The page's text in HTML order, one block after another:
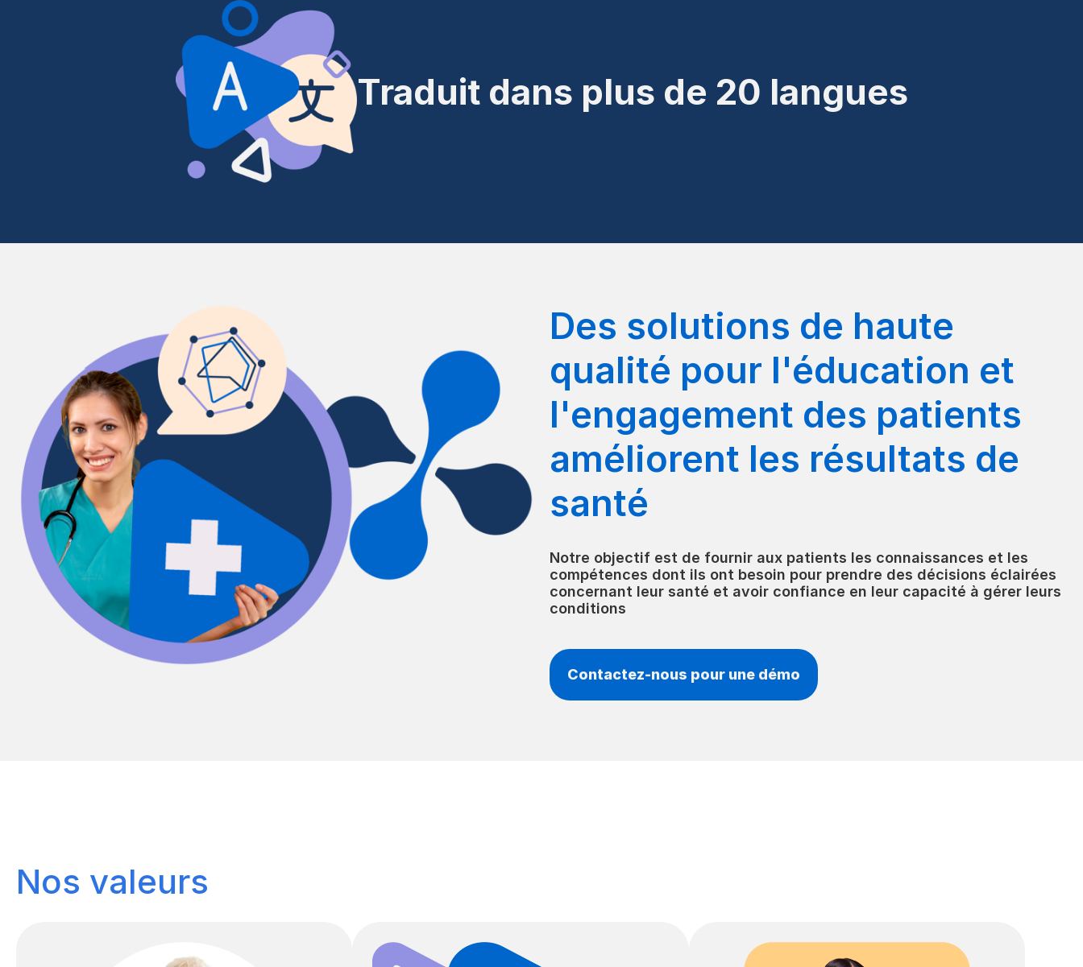
Traduit dans plus de 20 langues
Des solutions de haute
qualité pour l'éducation et
l'engagement des patients
améliorent les résultats de
santé
Notre objectif est de fournir aux patients les connaissances et les
compétences dont ils ont besoin pour prendre des décisions éclairées
concernant leur santé et avoir confiance en leur capacité à gérer leurs
conditions
Contactez-nous pour une démo
Nos valeurs